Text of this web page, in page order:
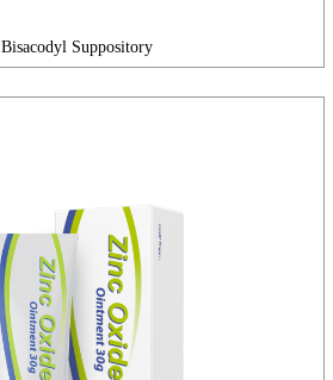
Bisacodyl Suppository